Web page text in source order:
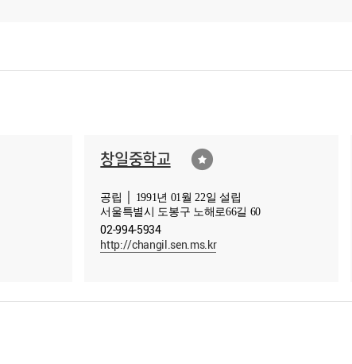
창일중학교
공립 │ 1991년 01월 22일 설립
서울특별시 도봉구 노해로66길 60
02-994-5934
http://changil.sen.ms.kr